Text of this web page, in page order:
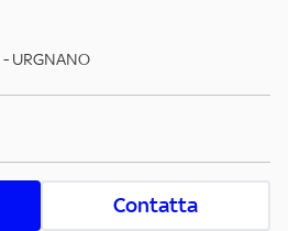
- URGNANO
Contatta